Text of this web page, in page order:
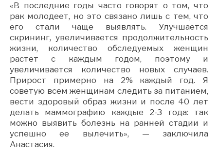
«В последние годы часто говорят о том, что
рак молодеет, но это связано лишь с тем, что
его стали чаще выявлять. Улучшается
скрининг, увеличивается продолжительность
жизни, количество обследуемых женщин
растет с каждым годом, поэтому и
увеличивается количество новых случаев.
Прирост примерно на 2% каждый год. Я
советую всем женщинам следить за питанием,
вести здоровый образ жизни и после 40 лет
делать маммографию каждые 2-3 года: так
можно выявить болезнь на ранней стадии и
успешно ее вылечить», — заключила
Анастасия.